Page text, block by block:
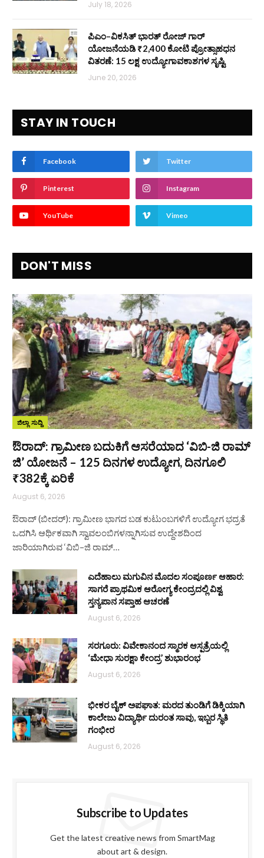
July 18, 2026
ಪಿಎಂ–ವಿಕಸಿತ್ ಭಾರತ್ ರೋಜ್‌ ಗಾರ್
ಯೋಜನೆಯಡಿ ₹2,400 ಕೋಟಿ ಪ್ರೋತ್ಸಾಹಧನ
ವಿತರಣೆ: 15 ಲಕ್ಷ ಉದ್ಯೋಗಾವಕಾಶಗಳ ಸೃಷ್ಟಿ
June 20, 2026
STAY IN TOUCH
Facebook Twitter
Pinterest Instagram
YouTube Vimeo
DON'T MISS
ಜಿಲ್ಲಾ ಸುದ್ದಿ
ಔರಾದ್: ಗ್ರಾಮೀಣ ಬದುಕಿಗೆ ಆಸರೆಯಾದ ‘ವಿಬಿ-ಜಿ ರಾಮ್
ಜಿ’ ಯೋಜನೆ – 125 ದಿನಗಳ ಉದ್ಯೋಗ, ದಿನಗೂಲಿ
₹382ಕ್ಕೆ ಏರಿಕೆ
August 6, 2026
ಔರಾದ್ (ಬೀದರ್): ಗ್ರಾಮೀಣ ಭಾಗದ ಬಡ ಕುಟುಂಬಗಳಿಗೆ ಉದ್ಯೋಗ ಭದ್ರತೆ
ಒದಗಿಸಿ ಆರ್ಥಿಕವಾಗಿ ಸ್ವಾವಲಂಬಿಗಳನ್ನಾಗಿಸುವ ಉದ್ದೇಶದಿಂದ
ಜಾರಿಯಾಗಿರುವ ‘ವಿಬಿ–ಜಿ ರಾಮ್…
ಎದೆಹಾಲು ಮಗುವಿನ ಮೊದಲ ಸಂಪೂರ್ಣ ಆಹಾರ:
ಸಾಗರೆ ಪ್ರಾಥಮಿಕ ಆರೋಗ್ಯ ಕೇಂದ್ರದಲ್ಲಿ ವಿಶ್ವ
ಸ್ತನ್ಯಪಾನ ಸಪ್ತಾಹ ಆಚರಣೆ
August 6, 2026
ಸರಗೂರು: ವಿವೇಕಾನಂದ ಸ್ಮಾರಕ ಆಸ್ಪತ್ರೆಯಲ್ಲಿ
‘ಮೇಧಾ ಸುರಕ್ಷಾ ಕೇಂದ್ರ’ ಶುಭಾರಂಭ
August 6, 2026
ಭೀಕರ ಬೈಕ್ ಅಪಘಾತ: ಮರದ ತುಂಡಿಗೆ ಡಿಕ್ಕಿಯಾಗಿ
ಕಾಲೇಜು ವಿದ್ಯಾರ್ಥಿ ದುರಂತ ಸಾವು, ಇಬ್ಬರ ಸ್ಥಿತಿ
ಗಂಭೀರ
August 6, 2026
Subscribe to Updates
Get the latest creative news from SmartMag
about art & design.